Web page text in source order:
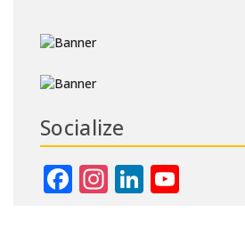
Socialize
Facebook
Instagram
LinkedIn